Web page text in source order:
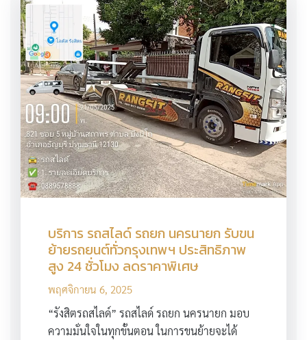
บริการ รถสไลด์ รถยก นครนายก รับขน
ย้ายรถยนต์ทั่วกรุงเทพฯ ประสิทธิภาพ
สูง 24 ชั่วโมง ลดราคาพิเศษ
พฤศจิกายน 6, 2025
“รังสิตรถสไลด์” รถสไลด์ รถยก นครนายก มอบ
ความมั่นใจในทุกขั้นตอน ในการขนย้ายจะได้